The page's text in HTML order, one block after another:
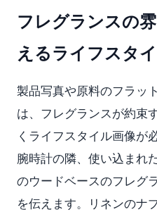
フレグランスの
えるライフスタ
製品写真や原料のフラッ
は、フレグランスが約束
くライフスタイル画像が
腕時計の隣、使い込まれ
のウードベースのフレグ
を伝えます。リネンのナ